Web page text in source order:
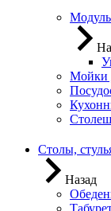
Мойки
Столы,
Назад